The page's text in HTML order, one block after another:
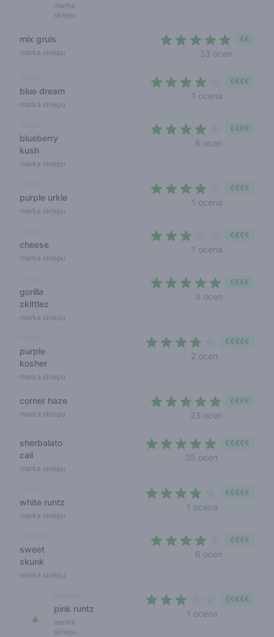
marka
sklepu
mix gruis
marka sklepu 33 ocen
€€
blue dream
marka sklepu
1 ocena
€€€€
blueberry
kush
marka sklepu
6 ocen
€€€€
purple urkle
marka sklepu
1 ocena
€€€€
cheese
marka sklepu
1 ocena
€€€€
gorilla
zkittlez
marka sklepu
3 ocen
€€€€
purple
kosher
marka sklepu
2 ocen
€€€€€
corner haze
marka sklepu 23 ocen
€€€€
sherbalato
cali
marka sklepu
35 ocen
€€€€€
white runtz
marka sklepu
1 ocena
€€€€€
sweet
skunk
marka sklepu
6 ocen
€€€€
pink runtz
marka
sklepu
1 ocena
€€€€€